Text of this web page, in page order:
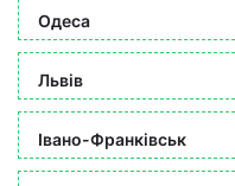
Одеса
Львів
Івано-Франківськ